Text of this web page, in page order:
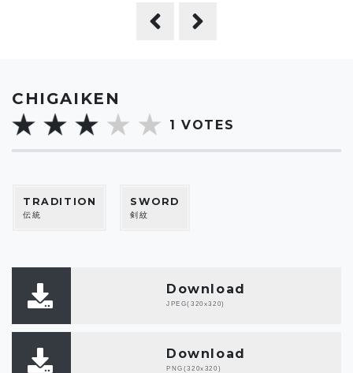
CHIGAIKEN
1 VOTES
TRADITION
伝統
SWORD
剣紋
Download
JPEG(320x320)
Download
PNG(320x320)